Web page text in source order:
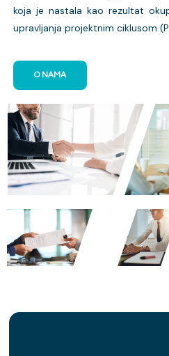
koja je nastala kao rezultat
upravljanja projektnim ciklusom
O NAMA